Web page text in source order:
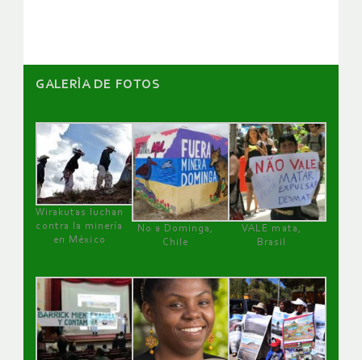
GALERÌA DE FOTOS
Wirakutas luchan
contra la minería
en México
No a Dominga,
Chile
VALE mata,
Brasil